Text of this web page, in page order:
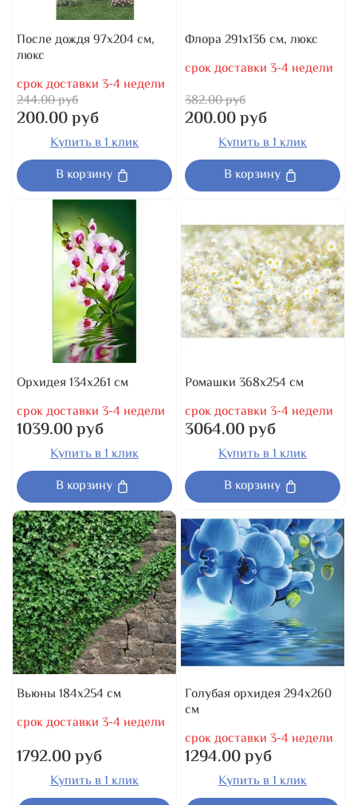
После дождя 97x204 см,
люкс
срок доставки 3-4 недели
244.00 руб
200.00 руб
Купить в 1 клик
В корзину
Флора 291x136 см, люкс
срок доставки 3-4 недели
382.00 руб
200.00 руб
Купить в 1 клик
В корзину
Орхидея 134x261 см
срок доставки 3-4 недели
1039.00 руб
Купить в 1 клик
В корзину
Ромашки 368x254 см
срок доставки 3-4 недели
3064.00 руб
Купить в 1 клик
В корзину
Вьюны 184x254 см
срок доставки 3-4 недели
1792.00 руб
Купить в 1 клик
Голубая орхидея 294x260
см
срок доставки 3-4 недели
1294.00 руб
Купить в 1 клик